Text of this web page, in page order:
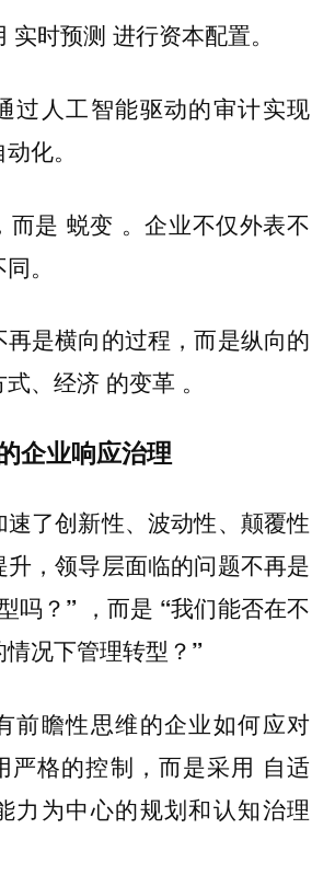
实时预测 进行资本配置。
过人工智能驱动的审计实现
化。
而是 蜕变 。企业不仅外表不
。
是横向的过程，而是纵向的
、经济 的变革 。
企业响应治理
速了创新性、波动性、颠覆性
，领导层面临的问题不再是
吗？” ，而是 “我们能否在不
况下管理转型？”
前瞻性思维的企业如何应对
格的控制，而是采用 自适
力为中心的规划和认知治理